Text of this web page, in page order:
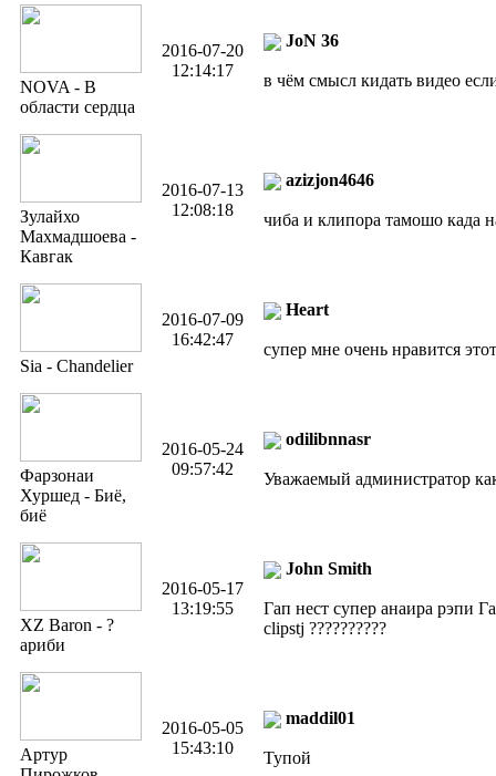
NOVA - В
области сердца
2016-07-20
12:14:17
JoN 36
в чём смысл кидать видео
Зулайхо
Махмадшоева -
Кавгак
2016-07-13
12:08:18
azizjon4646
чиба и клипора тамошо када
Sia - Chandelier
2016-07-09
16:42:47
Heart
супер мне очень нравится
Фарзонаи
Хуршед - Биё,
биё
2016-05-24
09:57:42
odilibnnasr
Уважаемый администратор
XZ Baron - ?
ариби
2016-05-17
13:19:55
John Smith
Гап нест супер анаира рэпи
clipstj ??????????
Артур
2016-05-05
15:43:10
maddil01
Tyпой